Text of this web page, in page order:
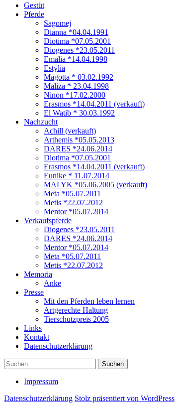
Gestüt
Pferde
Sagomej
Dianna *04.04.1991
Diotima *07.05.2001
Diogenes *23.05.2011
Emalia *14.04.1998
Estylia
Magotta * 03.02.1992
Maliza * 23.04.1998
Ninon *17.02.2000
Erasmos *14.04.2011 (verkauft)
El Watib * 30.03.1992
Nachzucht
Achill (verkauft)
Arthemis *05.05.2013
DARES *24.06.2014
Diotima *07.05.2001
Erasmos *14.04.2011 (verkauft)
Eunike * 11.07.2014
MALYK *05.06.2005 (verkauft)
Meta *05.07.2011
Metis *22.07.2012
Mentor *05.07.2014
Verkaufspferde
Diogenes *23.05.2011
DARES *24.06.2014
Mentor *05.07.2014
Meta *05.07.2011
Metis *22.07.2012
Memoria
Anke
Presse
Mit den Pferden leben lernen
Artgerechte Haltung
Tierschutzpreis 2005
Links
Kontakt
Datenschutzerklärung
Suchen
nach:
Impressum
Datenschutzerklärung Stolz präsentiert von WordPress